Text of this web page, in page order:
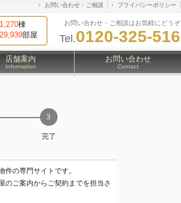
棟
部屋
お問い合わせ・ご相談はお気軽にどうぞ
Tel.0120-325-516
お問い合わせ・ご相談 プライバシーポリシー
店舗案内
Information
お問い合わせ
Contact
完了
の専門サイトです。
のご案内からご契約までを担当さ